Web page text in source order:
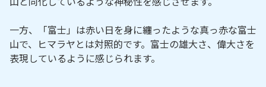
一方、「富士」は赤い日を身に纏ったような真っ赤な富士
山で、ヒマラヤとは対照的です。富士の雄大さ、偉大さを
表現しているように感じられます。